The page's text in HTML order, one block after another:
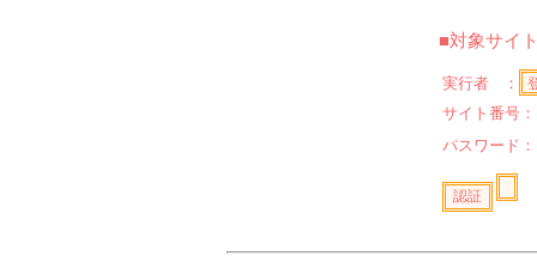
■対象サイ
実行者 ：
サイト番号：
パスワード